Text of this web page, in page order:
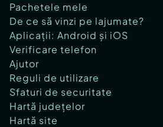
Pachetele mele
De ce să vinzi pe lajumate?
Aplicații: Android și iOS
Verificare telefon
Ajutor
Reguli de utilizare
Sfaturi de securitate
Hartă județelor
Hartă site